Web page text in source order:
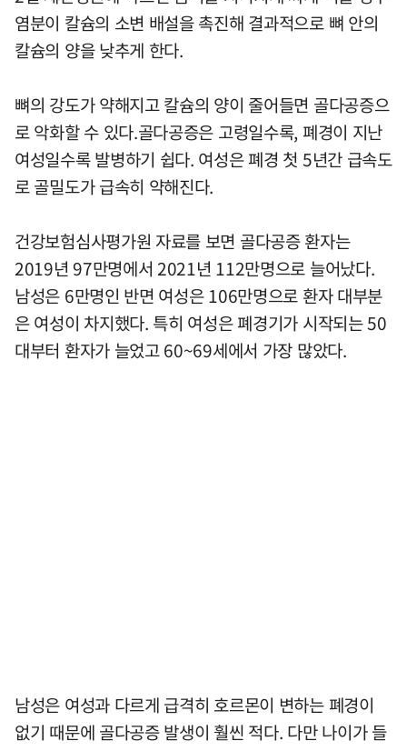
염분이 칼슘의 소변 배설을 촉진해 결과적으로 뼈 안의
칼슘의 양을 낮추게 한다.
뼈의 강도가 약해지고 칼슘의 양이 줄어들면 골다공증으
로 악화할 수 있다.골다공증은 고령일수록, 폐경이 지난
여성일수록 발병하기 쉽다. 여성은 폐경 첫 5년간 급속도
로 골밀도가 급속히 약해진다.
건강보험심사평가원 자료를 보면 골다공증 환자는
2019년 97만명에서 2021년 112만명으로 늘어났다.
남성은 6만명인 반면 여성은 106만명으로 환자 대부분
은 여성이 차지했다. 특히 여성은 폐경기가 시작되는 50
대부터 환자가 늘었고 60~69세에서 가장 많았다.
남성은 여성과 다르게 급격히 호르몬이 변하는 폐경이
없기 때문에 골다공증 발생이 훨씬 적다. 다만 나이가 들